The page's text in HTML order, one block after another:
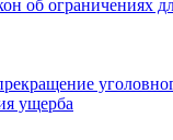
об ограничениях
ущерба